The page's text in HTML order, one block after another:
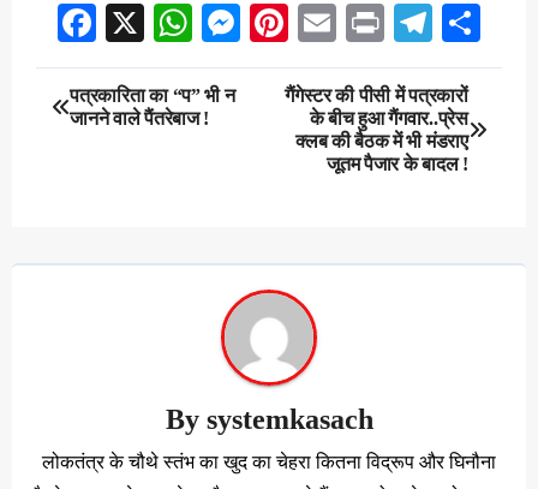
Facebook
X WhatsApp
Messenger
Pinterest
EmailPrint
Post
navigation
पत्रकारिता का “प” भी न
जानने वाले पैंतरेबाज !
गैंगेस्टर की पीसी में पत्रकारों
के बीच हुआ गैंगवार..प्रेस
क्लब की बैठक में भी मंडराए
जूतम पैजार के बादल !
By systemkasach
लोकतंत्र के चौथे स्तंभ का खुद का चेहरा कितना विद्रूप और घिनौना